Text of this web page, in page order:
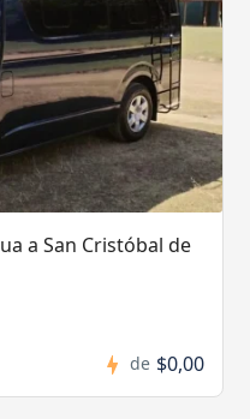
a San Cristóbal de
de $0,00